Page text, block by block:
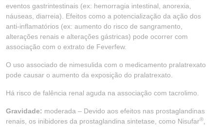
eventos gastrintestinais (ex: hemorragia intestinal, anorexia,
náuseas, diarreia). Efeitos como a potencialização da ação dos
anti-inflamatórios (ex: aumento do risco de sangramento,
alterações renais e alterações gástricas) pode ocorrer com
associação com o extrato de Feverfew.
O uso associado de nimesulida com o medicamento pralatrexato
pode causar o aumento da exposição do pralatrexato.
Há risco de falência renal aguda na associação com tacrolimo.
Gravidade: moderada – Devido aos efeitos nas prostaglandinas
renais, os inibidores da prostaglandina sintetase, como Nisufar®